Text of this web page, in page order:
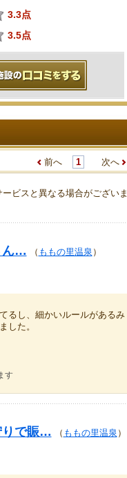
3.3点
3.5点
前へ 1 次へ
ビスと異なる場合がございま
ん… （ ももの里温泉 ）
るし、細かいルールがあるみ
した。
す
りで賑… （ ももの里温泉 ）